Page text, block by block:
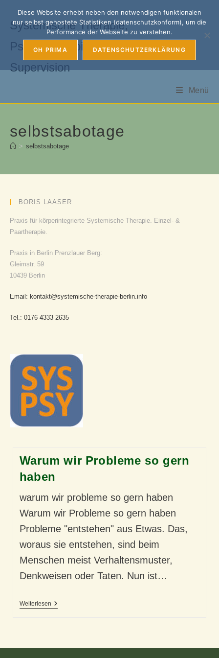
springen
Systemische Therapie,
Psychotherapie, Coaching &
Supervision
Menü
selbstsabotage
> selbstsabotage
BORIS LAASER
Praxis für körperintegrierte Systemische Therapie. Einzel- &
Paartherapie.
Praxis in Berlin Prenzlauer Berg:
Gleimstr. 59
10439 Berlin
Email: kontakt@systemische-therapie-berlin.info
Tel.: 0176 4333 2635
Warum wir Probleme so gern
haben
warum wir probleme so gern haben
Warum wir Probleme so gern haben
Probleme "entstehen" aus Etwas. Das,
woraus sie entstehen, sind beim
Menschen meist Verhaltensmuster,
Denkweisen oder Taten. Nun ist…
WeiterlesenWarum
Diese Website erhebt neben den notwendigen funktionalen
nur selbst gehostete Statistiken (datenschutzkonform), um die
Performance der Webseite zu verstehen.
OH PRIMA DATENSCHUTZERKLÄRUNG